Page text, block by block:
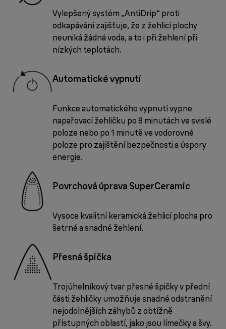
Vylepšený systém „AntiDrip“ proti
odkapávání zajišťuje, že z žehlicí plochy
neuniká žádná voda, a to i při žehlení při
nízkých teplotách.
Automatické vypnutí
Funkce automatického vypnutí vypne
napařovací žehličku po 8 minutách ve svislé
poloze nebo po 1 minutě ve vodorovné
poloze pro zajištění bezpečnosti a úspory
energie.
Povrchová úprava SuperCeramic
Vysoce kvalitní keramická žehlicí plocha pro
šetrné a snadné žehlení.
Přesná špička
Trojúhelníkový tvar přesné špičky v přední
části žehličky umožňuje snadné odstranění
nejodolnějších záhybů z obtížně
přístupných oblastí, jako jsou límečky a švy.